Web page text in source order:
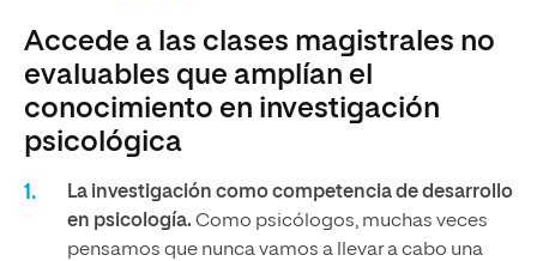
Accede a las clases magistrales no
evaluables que amplían el
conocimiento en investigación
psicológica
La investigación como competencia de desarrollo
en psicología. Como psicólogos, muchas veces
pensamos que nunca vamos a llevar a cabo una